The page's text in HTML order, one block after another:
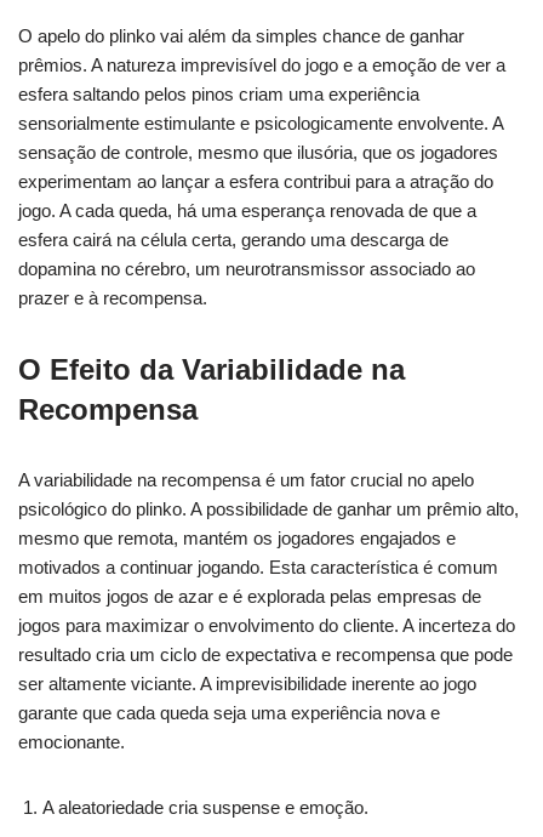
O apelo do plinko vai além da simples chance de ganhar
prêmios. A natureza imprevisível do jogo e a emoção de ver a
esfera saltando pelos pinos criam uma experiência
sensorialmente estimulante e psicologicamente envolvente. A
sensação de controle, mesmo que ilusória, que os jogadores
experimentam ao lançar a esfera contribui para a atração do
jogo. A cada queda, há uma esperança renovada de que a
esfera cairá na célula certa, gerando uma descarga de
dopamina no cérebro, um neurotransmissor associado ao
prazer e à recompensa.
O Efeito da Variabilidade na
Recompensa
A variabilidade na recompensa é um fator crucial no apelo
psicológico do plinko. A possibilidade de ganhar um prêmio alto,
mesmo que remota, mantém os jogadores engajados e
motivados a continuar jogando. Esta característica é comum
em muitos jogos de azar e é explorada pelas empresas de
jogos para maximizar o envolvimento do cliente. A incerteza do
resultado cria um ciclo de expectativa e recompensa que pode
ser altamente viciante. A imprevisibilidade inerente ao jogo
garante que cada queda seja uma experiência nova e
emocionante.
A aleatoriedade cria suspense e emoção.